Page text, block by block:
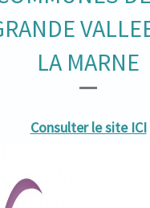
LA MARNE
Consulter le site ICI